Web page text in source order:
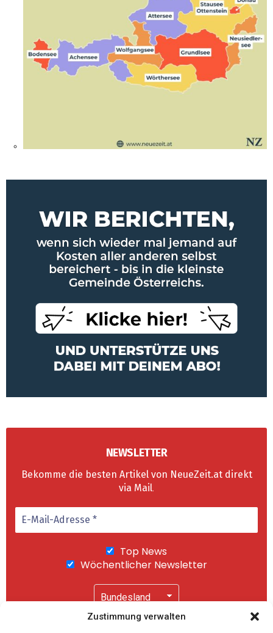
Zustimmung verwalten
NEWSLETTER
Bekomme die besten Artikel von NeueZeit.at direkt
via Mail.
Top News
Wöchentlicher Newsletter